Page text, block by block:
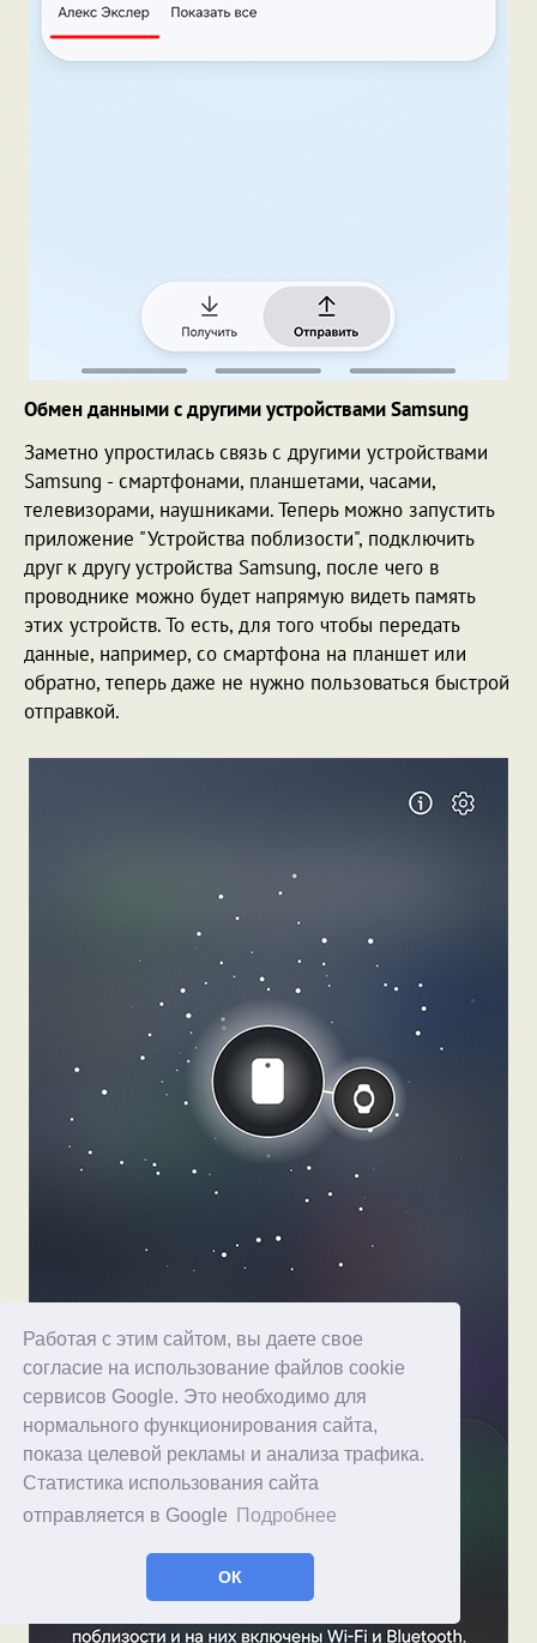
Работая с этим сайтом, вы даете свое
согласие на использование файлов cookie
сервисов Google. Это необходимо для
нормального функционирования сайта,
показа целевой рекламы и анализа трафика.
Статистика использования сайта
отправляется в Google
Подробнее
ОК
Обмен данными с другими устройствами Samsung
Заметно упростилась связь с другими устройствами
Samsung - смартфонами, планшетами, часами,
телевизорами, наушниками. Теперь можно запустить
приложение "Устройства поблизости", подключить
друг к другу устройства Samsung, после чего в
проводнике можно будет напрямую видеть память
этих устройств. То есть, для того чтобы передать
данные, например, со смартфона на планшет или
обратно, теперь даже не нужно пользоваться быстрой
отправкой.